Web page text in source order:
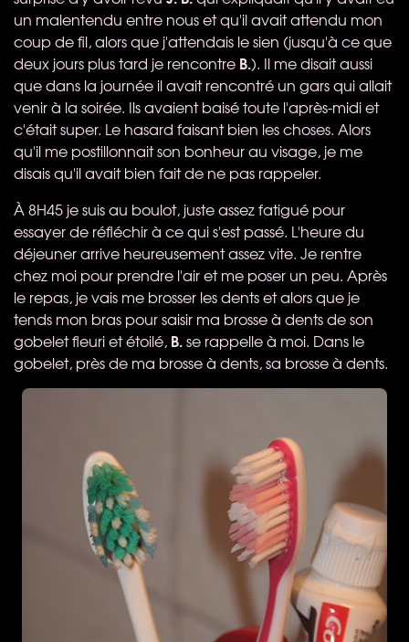
un malentendu entre nous et qu'il avait attendu mon
coup de fil, alors que j'attendais le sien (jusqu'à ce que
deux jours plus tard je rencontre B.). Il me disait aussi
que dans la journée il avait rencontré un gars qui allait
venir à la soirée. Ils avaient baisé toute l'après-midi et
c'était super. Le hasard faisant bien les choses. Alors
qu'il me postillonnait son bonheur au visage, je me
disais qu'il avait bien fait de ne pas rappeler.
À 8H45 je suis au boulot, juste assez fatigué pour
essayer de réfléchir à ce qui s'est passé. L'heure du
déjeuner arrive heureusement assez vite. Je rentre
chez moi pour prendre l'air et me poser un peu. Après
le repas, je vais me brosser les dents et alors que je
tends mon bras pour saisir ma brosse à dents de son
gobelet fleuri et étoilé, B.se rappelle à moi. Dans le
gobelet, près de ma brosse à dents, sa brosse à dents.